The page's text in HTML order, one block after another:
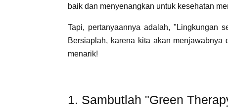
baik dan menyenangkan untuk kesehatan
Tapi, pertanyaannya adalah, "Lingkungan
Bersiaplah, karena kita akan
menarik!
1. Sambutlah "Green